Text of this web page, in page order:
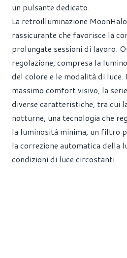
un pulsante dedicato.
La retroilluminazione
rassicurante che favorisce la
prolungate sessioni di lavoro.
regolazione, compresa la
del colore e le modalità di luce.
massimo comfort visivo, la
diverse caratteristiche, tra cui
notturne, una tecnologia che
la luminosità minima, un filtro
la correzione automatica della
condizioni di luce circostanti.